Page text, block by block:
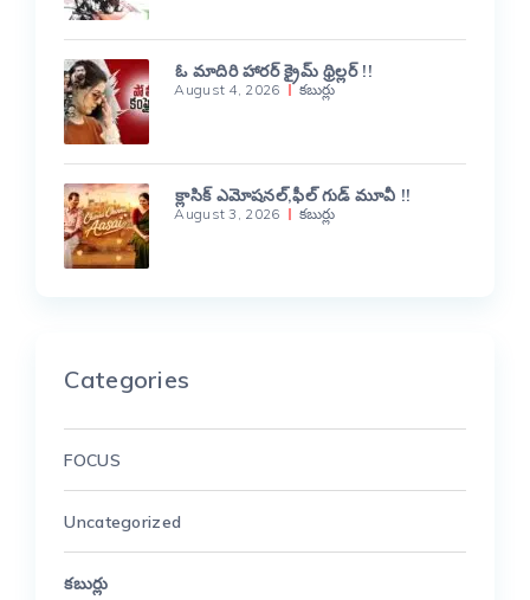
ఓ మాదిరి హారర్ క్రైమ్ థ్రిల్లర్ !!
August 4, 2026 కబుర్లు
క్లాసిక్ ఎమోషనల్,ఫీల్ గుడ్ మూవీ !!
August 3, 2026 కబుర్లు
Categories
FOCUS
Uncategorized
కబుర్లు